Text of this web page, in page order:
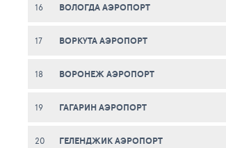
16 ВОЛОГДА АЭРОПОРТ
17 ВОРКУТА АЭРОПОРТ
18 ВОРОНЕЖ АЭРОПОРТ
19 ГАГАРИН АЭРОПОРТ
20 ГЕЛЕНДЖИК АЭРОПОРТ